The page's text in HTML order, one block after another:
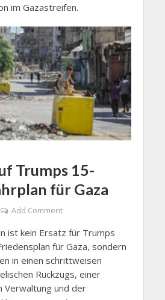
im Gazastreifen.
Trumps 15-
für Gaza
Add Comment
ist kein Ersatz für Trumps
für Gaza, sondern
in einen schrittweisen
Rückzugs, einer
Verwaltung und der